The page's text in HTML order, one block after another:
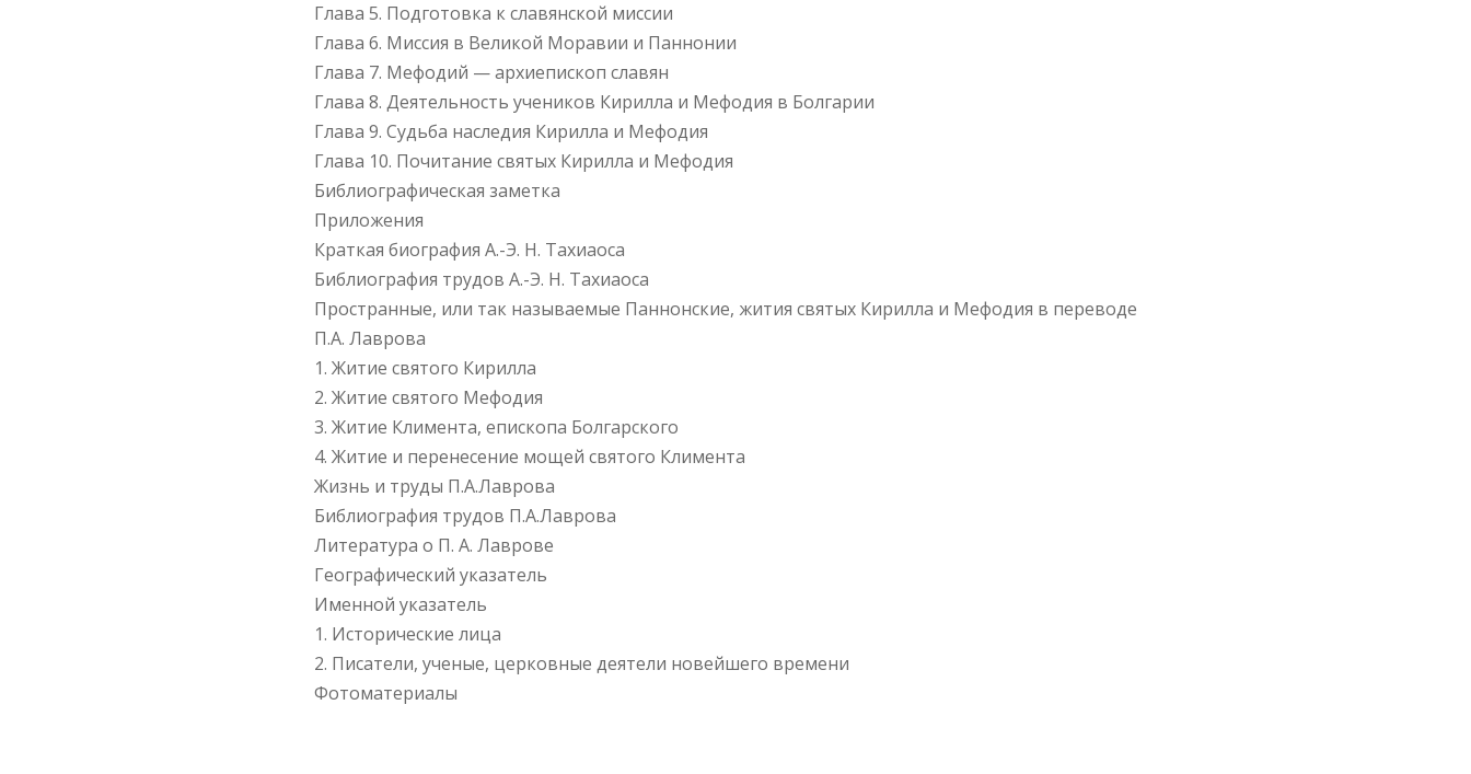
Глава 5. Подготовка к славянской миссии
Глава 6. Миссия в Великой Моравии и Паннонии
Глава 7. Мефодий — архиепископ славян
Глава 8. Деятельность учеников Кирилла и Мефодия в Болгарии
Глава 9. Судьба наследия Кирилла и Мефодия
Глава 10. Почитание святых Кирилла и Мефодия
Библиографическая заметка
Приложения
Краткая биография А.-Э. Н. Тахиаоса
Библиография трудов А.-Э. Н. Тахиаоса
Пространные, или так называемые Паннонские, жития святых Кирилла и Мефодия в переводе
П.А. Лаврова
1. Житие святого Кирилла
2. Житие святого Мефодия
3. Житие Климента, епископа Болгарского
4. Житие и перенесение мощей святого Климента
Жизнь и труды П.А.Лаврова
Библиография трудов П.А.Лаврова
Литература о П. А. Лаврове
Географический указатель
Именной указатель
1. Исторические лица
2. Писатели, ученые, церковные деятели новейшего времени
Фотоматериалы